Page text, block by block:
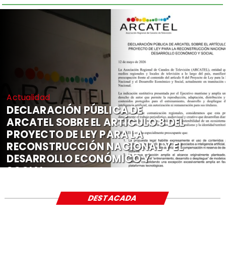
Actualidad
DECLARACIÓN PÚBLICA DE
ARCATEL SOBRE EL ARTÍCULO 8 DEL
PROYECTO DE LEY PARA LA
RECONSTRUCCIÓN NACIONAL Y EL
DESARROLLO ECONÓMICO Y
SOCIAL
DESTACADA